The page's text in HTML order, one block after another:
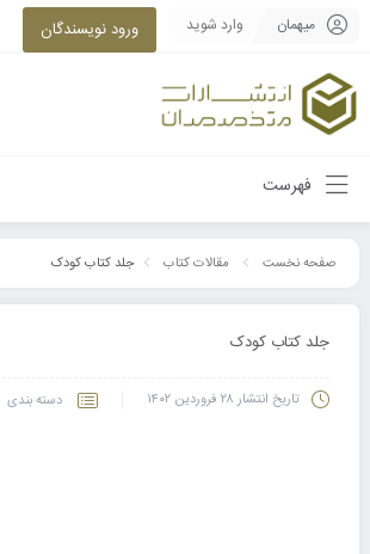
میهمان وارد شوید ورود نویسندگان
فهرست
صفحه نخست مقالات کتاب جلد کتاب کودک
جلد کتاب کودک
تاریخ انتشار۲۸ فروردین ۱۴۰۲ دسته بندی